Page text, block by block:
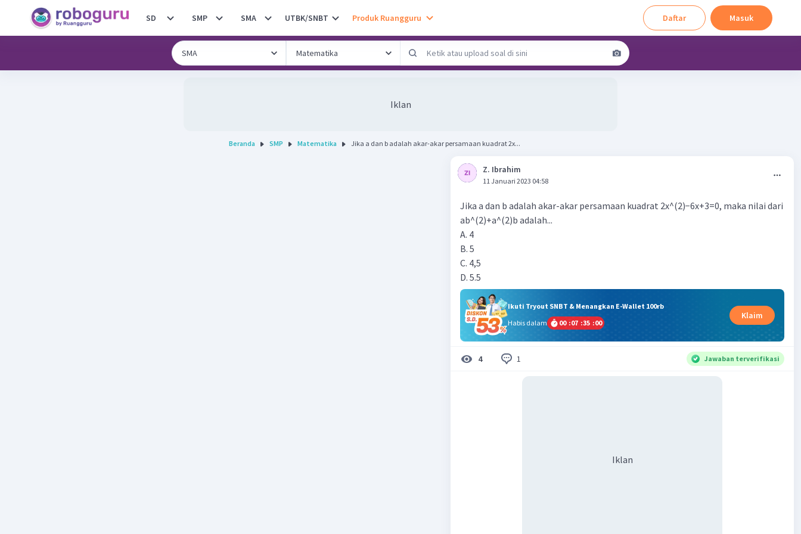
SD SMP SMA UTBK/SNBT Produk Ruangguru Daftar Masuk
Iklan
Beranda SMP Matematika Jika a dan b adalah akar-akar persamaan kuadrat 2x...
Z. Ibrahim
11 Januari 2023 04:58
Jika a dan b adalah akar-akar persamaan kuadrat 2x^(2)−6x+3=0, maka nilai dari
ab^(2)+a^(2)b adalah...
A. 4
B. 5
C. 4,5
D. 5.5
Ikuti Tryout SNBT & Menangkan E-Wallet 100rb
Habis dalam
00 :07 :35 :00
Klaim
4 1 Jawaban terverifikasi
Iklan